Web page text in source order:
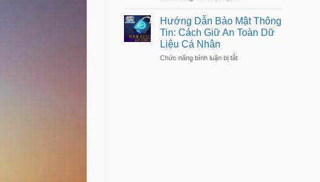
Chi
Tiết,
Hiệu
Kiện
Ra
Mắt
–
Hướng Dẫn Bảo Mật Thông
Tin: Cách Giữ An Toàn Dữ
Liệu Cá Nhân
Chức năng bình luận bị tắtở